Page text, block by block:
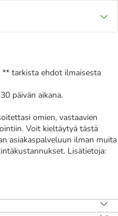
tarkista ehdot ilmaisesta
päivän aikana.
omien, vastaavien
Voit kieltäytyä tästä
asiakaspalveluun ilman muita
Lisätietoja: